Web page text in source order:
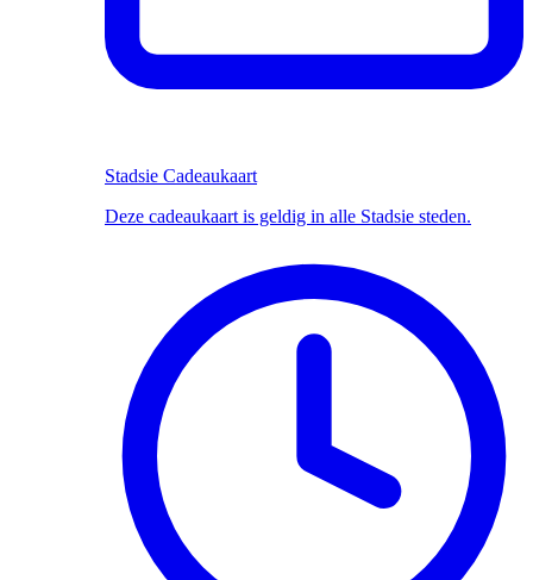
Stadsie Cadeaukaart
Deze cadeaukaart is geldig in alle Stadsie steden.